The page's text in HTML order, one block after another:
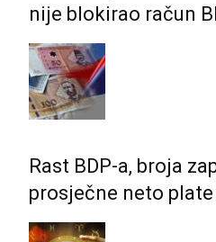
nije blokirao račun
Rast BDP-a, broja
prosječne neto plate